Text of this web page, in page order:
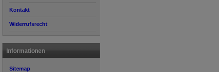
Kontakt
Widerrufsrecht
Informationen
Sitemap